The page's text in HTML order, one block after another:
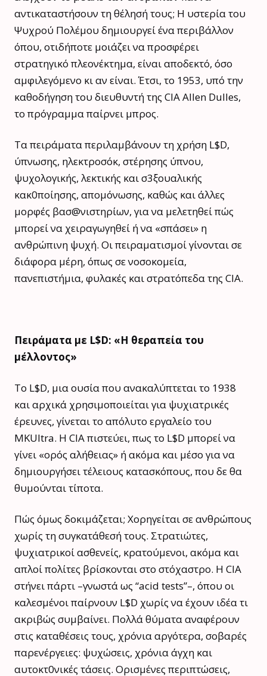
αντικαταστήσουν τη θέλησή τους; Η υστερία του
Ψυχρού Πολέμου δημιουργεί ένα περιβάλλον
όπου, οτιδήποτε μοιάζει να προσφέρει
στρατηγικό πλεονέκτημα, είναι αποδεκτό, όσο
αμφιλεγόμενο κι αν είναι. Έτσι, το 1953, υπό την
καθοδήγηση του διευθυντή της CIA Allen Dulles,
το πρόγραμμα παίρνει μπρος.
Τα πειράματα περιλαμβάνουν τη χρήση L$D,
ύπνωσης, ηλεκτροσόκ, στέρησης ύπνου,
ψυχολογικής, λεκτικής και σ3ξουαλικής
κακ0ποίησης, απομόνωσης, καθώς και άλλες
μορφές βασ@νιστηρίων, για να μελετηθεί πώς
μπορεί να χειραγωγηθεί ή να «σπάσει» η
ανθρώπινη ψυχή. Οι πειραματισμοί γίνονται σε
διάφορα μέρη, όπως σε νοσοκομεία,
πανεπιστήμια, φυλακές και στρατόπεδα της CIA.
Πειράματα με L$D: «Η θεραπεία του
μέλλοντος»
Το L$D, μια ουσία που ανακαλύπτεται το 1938
και αρχικά χρησιμοποιείται για ψυχιατρικές
έρευνες, γίνεται το απόλυτο εργαλείο του
MKUltra. Η CIA πιστεύει, πως το L$D μπορεί να
γίνει «ορός αλήθειας» ή ακόμα και μέσο για να
δημιουργήσει τέλειους κατασκόπους, που δε θα
θυμούνται τίποτα.
Πώς όμως δοκιμάζεται; Χορηγείται σε ανθρώπους
χωρίς τη συγκατάθεσή τους. Στρατιώτες,
ψυχιατρικοί ασθενείς, κρατούμενοι, ακόμα και
απλοί πολίτες βρίσκονται στο στόχαστρο. Η CIA
στήνει πάρτι –γνωστά ως “acid tests”–, όπου οι
καλεσμένοι παίρνουν L$D χωρίς να έχουν ιδέα τι
ακριβώς συμβαίνει. Πολλά θύματα αναφέρουν
στις καταθέσεις τους, χρόνια αργότερα, σοβαρές
παρενέργειες: ψυχώσεις, χρόνια άγχη και
αυτοκτ0νικές τάσεις. Ορισμένες περιπτώσεις,